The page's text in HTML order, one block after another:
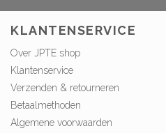
KLANTENSERVICE
Over JPTE shop
Klantenservice
Verzenden & retourneren
Betaalmethoden
Algemene voorwaarden